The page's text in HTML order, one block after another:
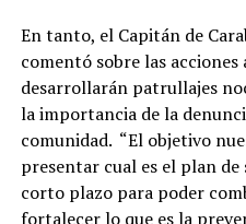
En tanto, el Capitán de
comentó sobre las acciones
desarrollarán patrullajes
la importancia de la
comunidad. “El objetivo
presentar cual es el plan de
corto plazo para poder
fortalecer lo que es la